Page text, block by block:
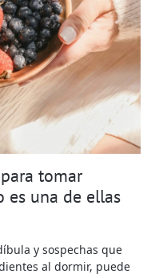
tomar
es una de ellas
y sospechas que
al dormir, puede